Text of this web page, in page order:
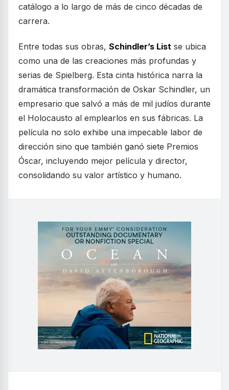
catálogo a lo largo de más de cinco décadas de
carrera.
Entre todas sus obras, Schindler’s List se ubica
como una de las creaciones más profundas y
serias de Spielberg. Esta cinta histórica narra la
dramática transformación de Oskar Schindler, un
empresario que salvó a más de mil judíos durante
el Holocausto al emplearlos en sus fábricas. La
película no solo exhibe una impecable labor de
dirección sino que también ganó siete Premios
Óscar, incluyendo mejor película y director,
consolidando su valor artístico y humano.